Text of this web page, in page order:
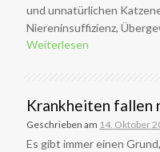
und unnatürlichen
Niereninsuffizienz,
Weiterlesen
Krankheiten fallen
Geschrieben am 14. Oktober
Es gibt immer einen